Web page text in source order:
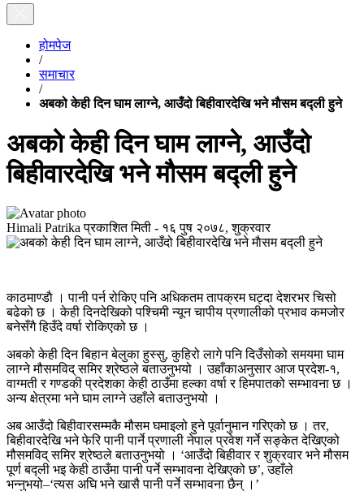
होमपेज
/
समाचार
/
अबको केही दिन घाम लाग्ने, आउँदो बिहीवारदेखि भने माैसम बद्ली ‍हुने
अबको केही दिन घाम लाग्ने, आउँदो
बिहीवारदेखि भने माैसम बद्ली ‍हुने
Himali Patrika प्रकाशित मिती - १६ पुष २०७८, शुक्रवार
काठमाण्डाै । पानी पर्न रोकिए पनि अधिकतम तापक्रम घट्दा देशरभर चिसो
बढेको छ । केही दिनदेखिको पश्चिमी न्यून चापीय प्रणालीको प्रभाव कमजोर
बनेसँगै हिउँदे वर्षा रोकिएको छ ।
अबको केही दिन बिहान बेलुका हुस्सु, कुहिरो लागे पनि दिउँसाेको समयमा घाम
लाग्ने मौसमविद् समिर श्रेष्ठले बताउनुभयो । उहाँकाअनुसार आज प्रदेश-१,
वाग्मती र गण्डकी प्रदेशका केही ठाउँमा हल्का वर्षा र हिमपातको सम्भावना छ ।
अन्य क्षेत्रमा भने घाम लाग्ने उहाँले बताउनुभयो ।
अब आउँदो बिहीवारसम्मकै मौसम घमाइलो हुने पूर्वानुमान गरिएको छ । तर,
बिहीवारदेखि भने फेरि पानी पार्ने प्रणाली नेपाल प्रवेश गर्ने सङ्केत देखिएको
मौसमविद् समिर श्रेष्ठले बताउनुभयो । ‘आउँदो बिहीवार र शुक्रवार भने मौसम
पूर्ण बद्ली भइ केही ठाउँमा पानी पर्ने सम्भावना देखिएको छ’, उहाँले
भन्नुभयो–‘त्यस अघि भने खासै पानी पर्ने सम्भावना छैन् ।’